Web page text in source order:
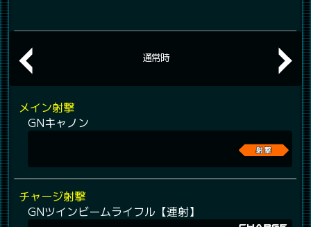
通常時
メイン射撃
GNキャノン
チャージ射撃
GNツインビームライフル【連射】